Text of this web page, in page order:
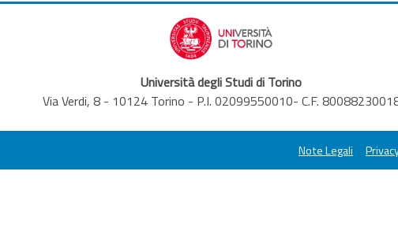
Università degli Studi di Torino
Via Verdi, 8 - 10124 Torino - P.I. 02099550010- C.F.
Note Legali